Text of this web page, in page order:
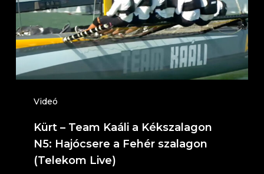
Videó
a
Kékszalagon
N5:
Hajócsere
a
Fehér
szalagon
(Telekom
Live)
Kürt – Team Kaáli a Kékszalagon
N5: Hajócsere a Fehér szalagon
(Telekom Live)